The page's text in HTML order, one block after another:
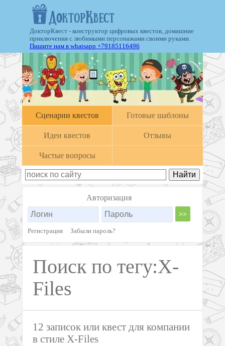
ДокторКвест - конструктор цифровых квестов, домашние
приключения с любимыми персонажами своими руками.
Пишите нам в whatsapp +79185116496
Cценарии квестов Готовые шаблоны
Идеи квестов Отзывы
Частые вопросы
Авторизация
Регистрация Забыли пароль?
Поиск по тегу:X-
Files
12 записок или квест для компании
в стиле X-Files